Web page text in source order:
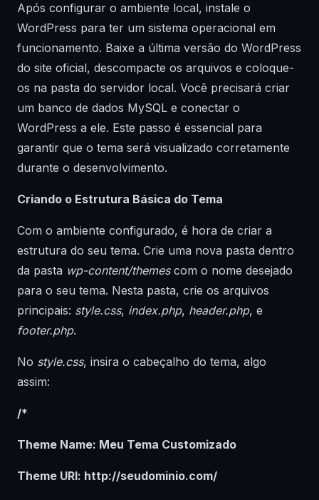
Após configurar o ambiente local, instale o
WordPress para ter um sistema operacional em
funcionamento. Baixe a última versão do WordPress
do site oficial, descompacte os arquivos e coloque-
os na pasta do servidor local. Você precisará criar
um banco de dados MySQL e conectar o
WordPress a ele. Este passo é essencial para
garantir que o tema será visualizado corretamente
durante o desenvolvimento.
Criando o Estrutura Básica do Tema
Com o ambiente configurado, é hora de criar a
estrutura do seu tema. Crie uma nova pasta dentro
da pasta wp-content/themescom o nome desejado
para o seu tema. Nesta pasta, crie os arquivos
principais: style.css, index.php, header.php, e
footer.php.
No style.css, insira o cabeçalho do tema, algo
assim:
/*
Theme Name: Meu Tema Customizado
Theme URI: http://seudominio.com/